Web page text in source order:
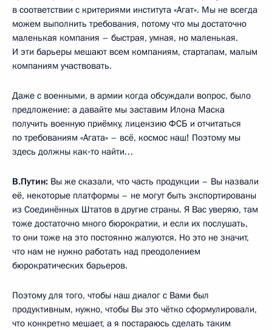
в соответствии с критериями института «Агат». Мы не всегда
можем выполнить требования, потому что мы достаточно
маленькая компания – быстрая, умная, но маленькая.
И эти барьеры мешают всем компаниям, стартапам, малым
компаниям участвовать.
Даже с военными, в армии когда обсуждали вопрос, было
предложение: а давайте мы заставим Илона Маска
получить военную приёмку, лицензию ФСБ и отчитаться
по требованиям «Агата» – всё, космос наш! Поэтому мы
здесь должны как‑то найти…
В.Путин: Вы же сказали, что часть продукции – Вы назвали
её, некоторые платформы – не могут быть экспортированы
из Соединённых Штатов в другие страны. Я Вас уверяю, там
тоже достаточно много бюрократии, и если их послушать,
то они тоже на это постоянно жалуются. Но это не значит,
что нам не нужно работать над преодолением
бюрократических барьеров.
Поэтому для того, чтобы наш диалог с Вами был
продуктивным, нужно, чтобы Вы это чётко сформулировали,
что конкретно мешает, а я постараюсь сделать таким